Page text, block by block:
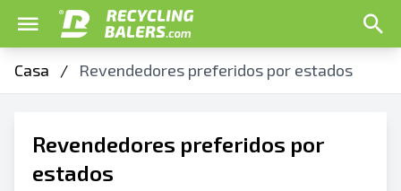
Casa / Revendedores preferidos por estados
Revendedores preferidos por
estados